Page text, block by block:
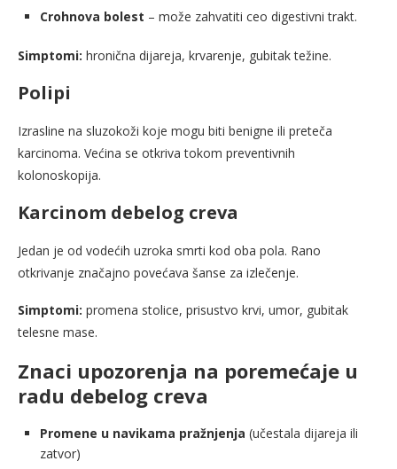
Crohnova bolest – može zahvatiti ceo digestivni trakt.
Simptomi: hronična dijareja, krvarenje, gubitak težine.
Polipi
Izrasline na sluzokoži koje mogu biti benigne ili preteča
karcinoma. Većina se otkriva tokom preventivnih
kolonoskopija.
Karcinom debelog creva
Jedan je od vodećih uzroka smrti kod oba pola. Rano
otkrivanje značajno povećava šanse za izlečenje.
Simptomi: promena stolice, prisustvo krvi, umor, gubitak
telesne mase.
Znaci upozorenja na poremećaje u
radu debelog creva
Promene u navikama pražnjenja (učestala dijareja ili
zatvor)